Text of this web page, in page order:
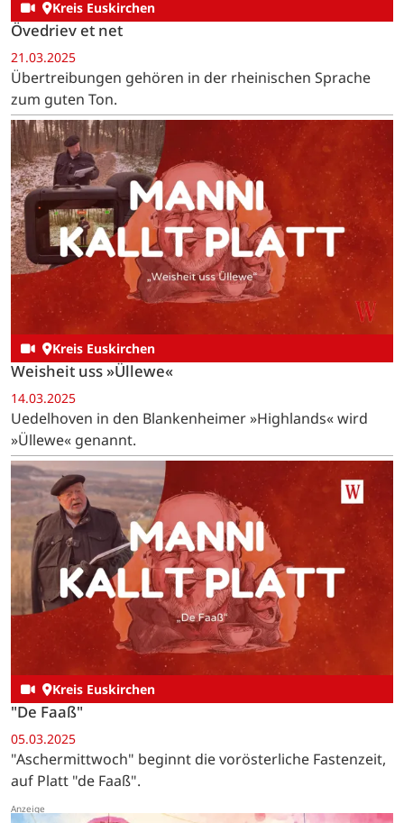
Kreis Euskirchen
Övedriev et net
21.03.2025
Übertreibungen gehören in der rheinischen Sprache
zum guten Ton.
Kreis Euskirchen
Weisheit uss »Üllewe«
14.03.2025
Uedelhoven in den Blankenheimer »Highlands« wird
»Üllewe« genannt.
Kreis Euskirchen
"De Faaß"
05.03.2025
"Aschermittwoch" beginnt die vorösterliche Fastenzeit,
auf Platt "de Faaß".